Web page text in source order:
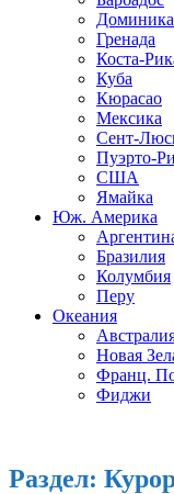
Гренада
Коста-
Куба
Кюрасао
Мексика
Сент-
Пуэрто-
США
Ямайка
Юж. Америка
Бразилия
Колумбия
Перу
Океания
Новая
Франц.
Фиджи
Раздел: